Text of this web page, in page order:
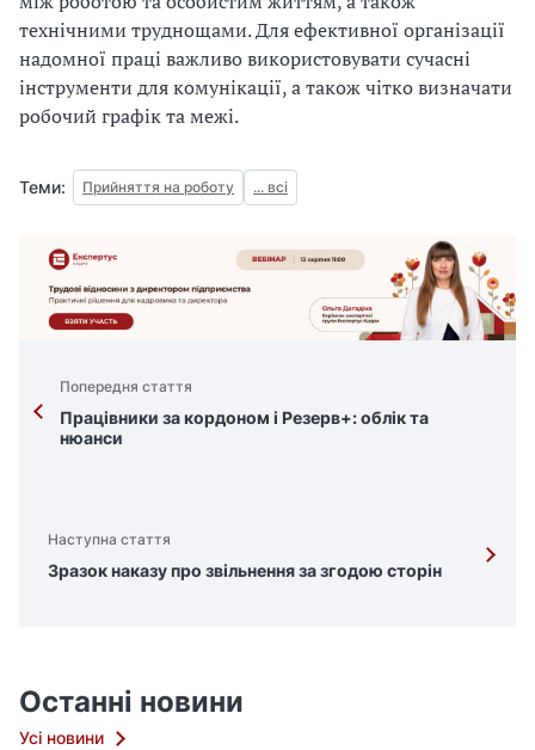
технічними труднощами. Для ефективної організації
надомної праці важливо використовувати сучасні
інструменти для комунікації, а також чітко визначати
робочий графік та межі.
Теми: Прийняття на роботу ... всі
Попередня стаття
Працівники за кордоном і Резерв+: облік та
нюанси
Наступна стаття
Зразок наказу про звільнення за згодою сторін
Останні новини
Усі новини